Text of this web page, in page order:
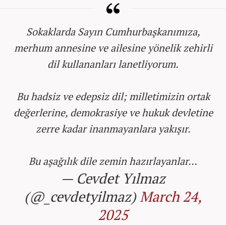
Sokaklarda Sayın Cumhurbaşkanımıza,
merhum annesine ve ailesine yönelik zehirli
dil kullananları lanetliyorum.
Bu hadsiz ve edepsiz dil; milletimizin ortak
değerlerine, demokrasiye ve hukuk devletine
zerre kadar inanmayanlara yakışır.
Bu aşağılık dile zemin hazırlayanlar…
— Cevdet Yılmaz
(@_cevdetyilmaz)March 24,
2025